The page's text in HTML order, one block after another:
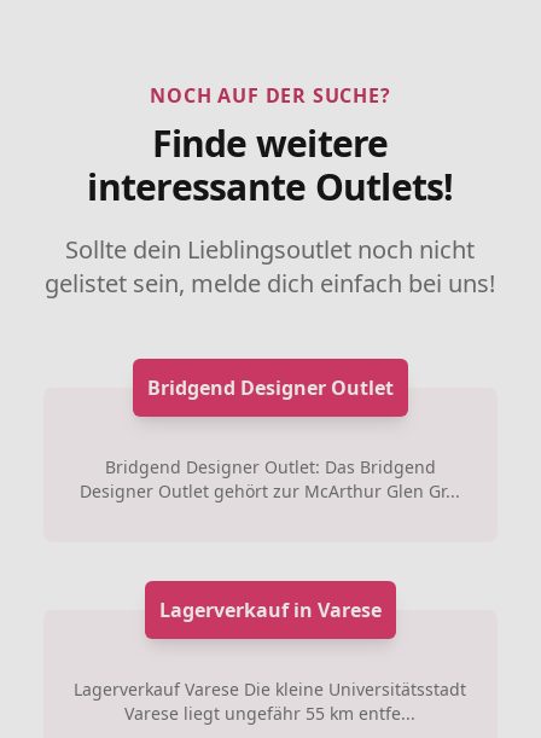
NOCH AUF DER SUCHE?
Finde weitere
interessante Outlets!
Sollte dein Lieblingsoutlet noch nicht
gelistet sein, melde dich einfach bei uns!
Bridgend Designer Outlet
Bridgend Designer Outlet: Das Bridgend
Designer Outlet gehört zur McArthur Glen Gr...
Lagerverkauf in Varese
Lagerverkauf Varese Die kleine Universitätsstadt
Varese liegt ungefähr 55 km entfe...